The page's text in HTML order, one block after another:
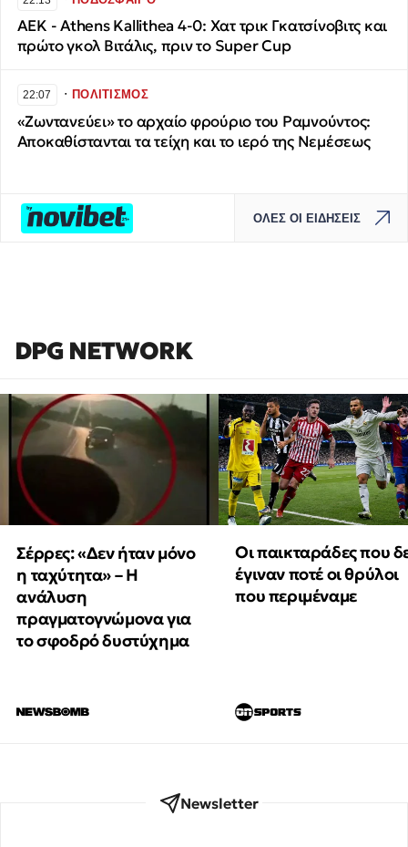
ΑΕΚ - Athens Kallithea 4-0: Χατ τρικ Γκατσίνοβιτς και
πρώτο γκολ Βιτάλις, πριν το Super Cup
22:07 ∙ΠΟΛΙΤΙΣΜΟΣ
«Ζωντανεύει» το αρχαίο φρούριο του Ραμνούντος:
Αποκαθίστανται τα τείχη και το ιερό της Νεμέσεως
ΟΛΕΣ ΟΙ ΕΙΔΗΣΕΙΣ
DPG NETWORK
Σέρρες: «Δεν ήταν μόνο
η ταχύτητα» – Η
ανάλυση
πραγματογνώμονα για
το σφοδρό δυστύχημα
Οι παικταράδες που
έγιναν ποτέ οι θρύλοι
που περιμέναμε
Newsletter